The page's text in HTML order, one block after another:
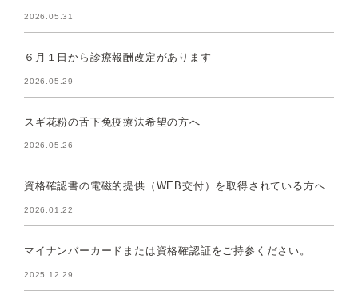
2026.05.31
６月１日から診療報酬改定があります
2026.05.29
スギ花粉の舌下免疫療法希望の方へ
2026.05.26
資格確認書の電磁的提供（WEB交付）を取得されている方へ
2026.01.22
マイナンバーカードまたは資格確認証をご持参ください。
2025.12.29